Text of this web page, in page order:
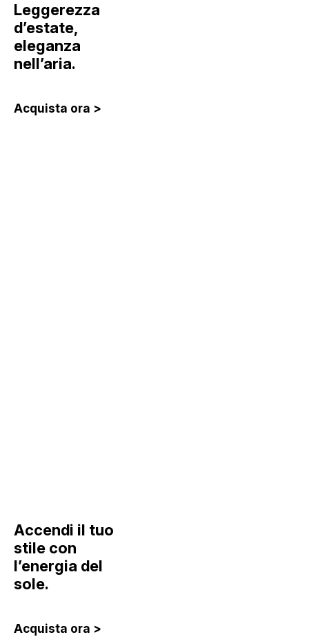
Leggerezza
d’estate,
eleganza
nell’aria.
Acquista ora >
Accendi il tuo
stile con
l’energia del
sole.
Acquista ora >